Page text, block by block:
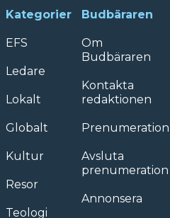
Kategorier
EFS
Ledare
Lokalt
Globalt
Kultur
Resor
Teologi
Budbäraren
Om
Budbäraren
Kontakta
redaktionen
Prenumeration
Avsluta
prenumeration
Annonsera